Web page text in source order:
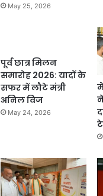
May 25, 2026
पूर्व छात्र मिलन
समारोह 2026: यादों के
सफर में लौटे मंत्री
अनिल विज
May 24, 2026